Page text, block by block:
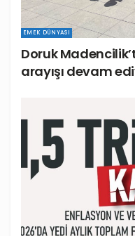
EMEK DÜNYASI
Doruk
arayışı devam